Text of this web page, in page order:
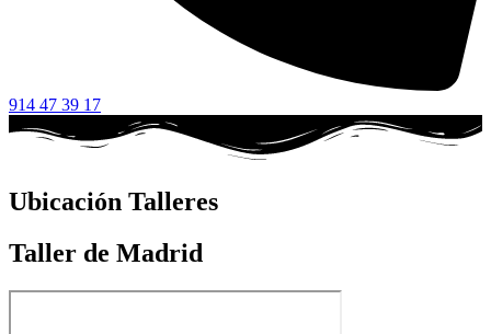
914 47 39 17
Ubicación Talleres
Taller de Madrid